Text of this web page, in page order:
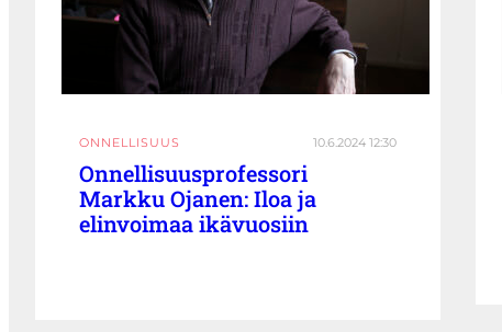
ONNELLISUUS 10.6.2024 12:30
Onnellisuusprofessori
Markku Ojanen: Iloa ja
elinvoimaa ikävuosiin